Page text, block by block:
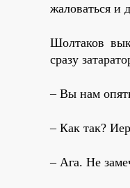
жаловаться и
Шолтаков
сразу
– Вы нам
– Как так?
– Ага. Не